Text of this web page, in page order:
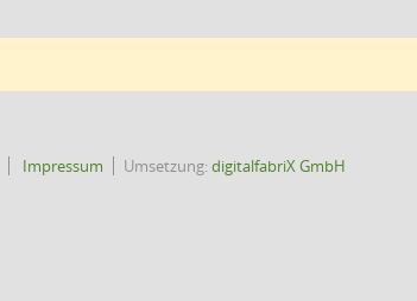
Impressum Umsetzung:digitalfabriX GmbH